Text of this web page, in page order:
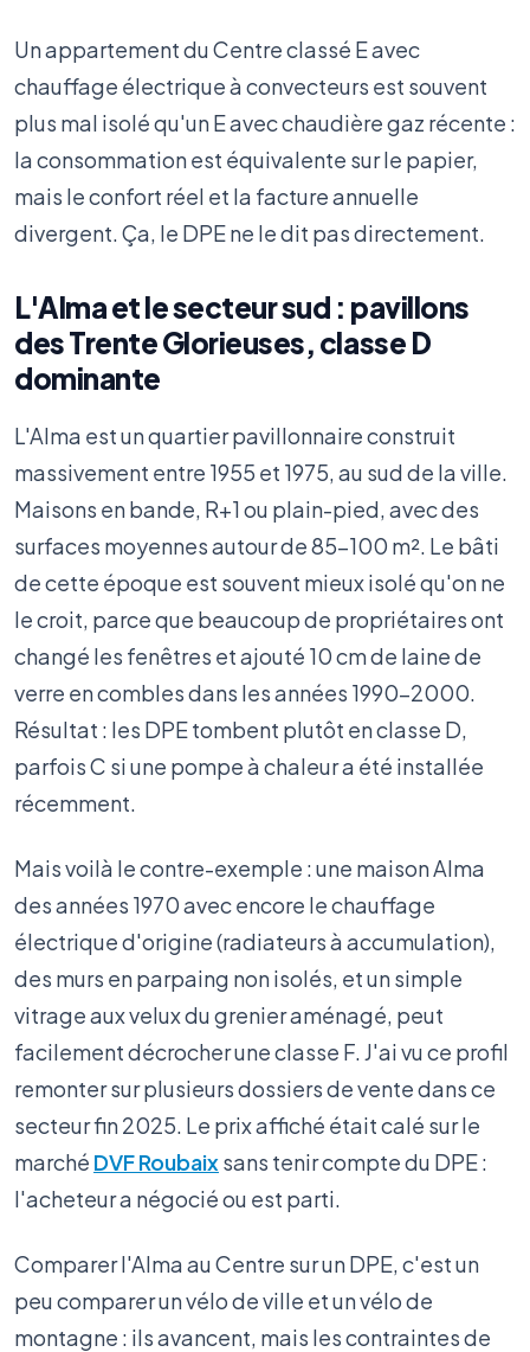
Un appartement du Centre classé E avec
chauffage électrique à convecteurs est souvent
plus mal isolé qu'un E avec chaudière gaz récente :
la consommation est équivalente sur le papier,
mais le confort réel et la facture annuelle
divergent. Ça, le DPE ne le dit pas directement.
L'Alma et le secteur sud : pavillons
des Trente Glorieuses, classe D
dominante
L'Alma est un quartier pavillonnaire construit
massivement entre 1955 et 1975, au sud de la ville.
Maisons en bande, R+1 ou plain-pied, avec des
surfaces moyennes autour de 85-100 m². Le bâti
de cette époque est souvent mieux isolé qu'on ne
le croit, parce que beaucoup de propriétaires ont
changé les fenêtres et ajouté 10 cm de laine de
verre en combles dans les années 1990-2000.
Résultat : les DPE tombent plutôt en classe D,
parfois C si une pompe à chaleur a été installée
récemment.
Mais voilà le contre-exemple : une maison Alma
des années 1970 avec encore le chauffage
électrique d'origine (radiateurs à accumulation),
des murs en parpaing non isolés, et un simple
vitrage aux velux du grenier aménagé, peut
facilement décrocher une classe F. J'ai vu ce profil
remonter sur plusieurs dossiers de vente dans ce
secteur fin 2025. Le prix affiché était calé sur le
marché DVF Roubaixsans tenir compte du DPE :
l'acheteur a négocié ou est parti.
Comparer l'Alma au Centre sur un DPE, c'est un
peu comparer un vélo de ville et un vélo de
montagne : ils avancent, mais les contraintes de